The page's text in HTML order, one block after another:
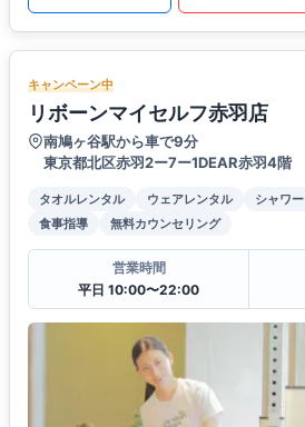
キャンペーン中
リボーンマイセルフ赤羽店
南鳩ヶ谷駅から車で9分
東京都北区赤羽2ー7ー1DEAR赤羽4階
タオルレンタル ウェアレンタル シャワー
食事指導
無料カウンセリング
営業時間
平日 10:00〜22:00